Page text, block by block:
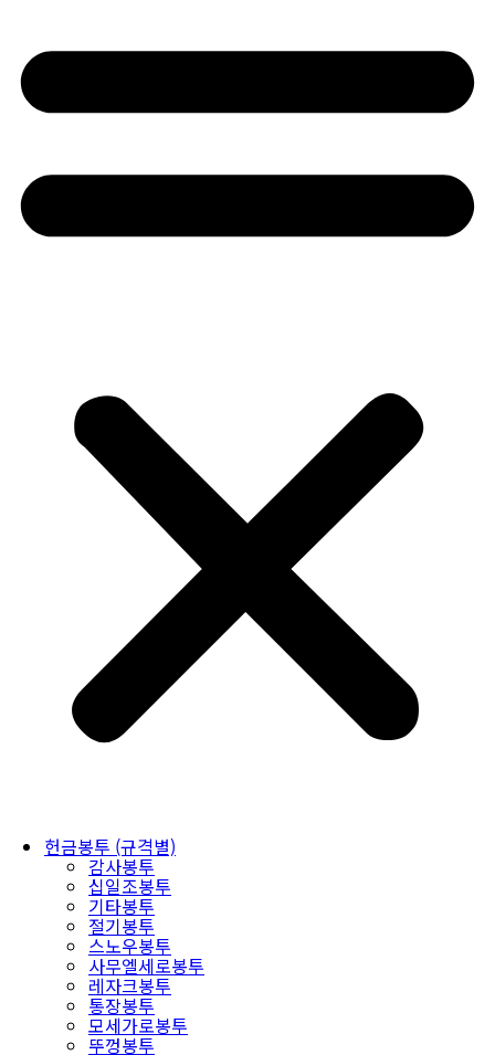
헌금봉투 (규격별)
감사봉투
십일조봉투
기타봉투
절기봉투
스노우봉투
사무엘세로봉투
레자크봉투
통장봉투
모세가로봉투
뚜껑봉투